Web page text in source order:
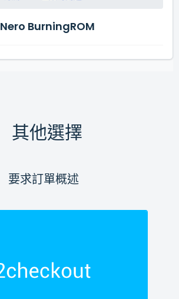
Nero BurningROM
其他選擇
要求訂單概述